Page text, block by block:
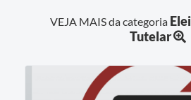
VEJA MAIS da categoria
Tutelar